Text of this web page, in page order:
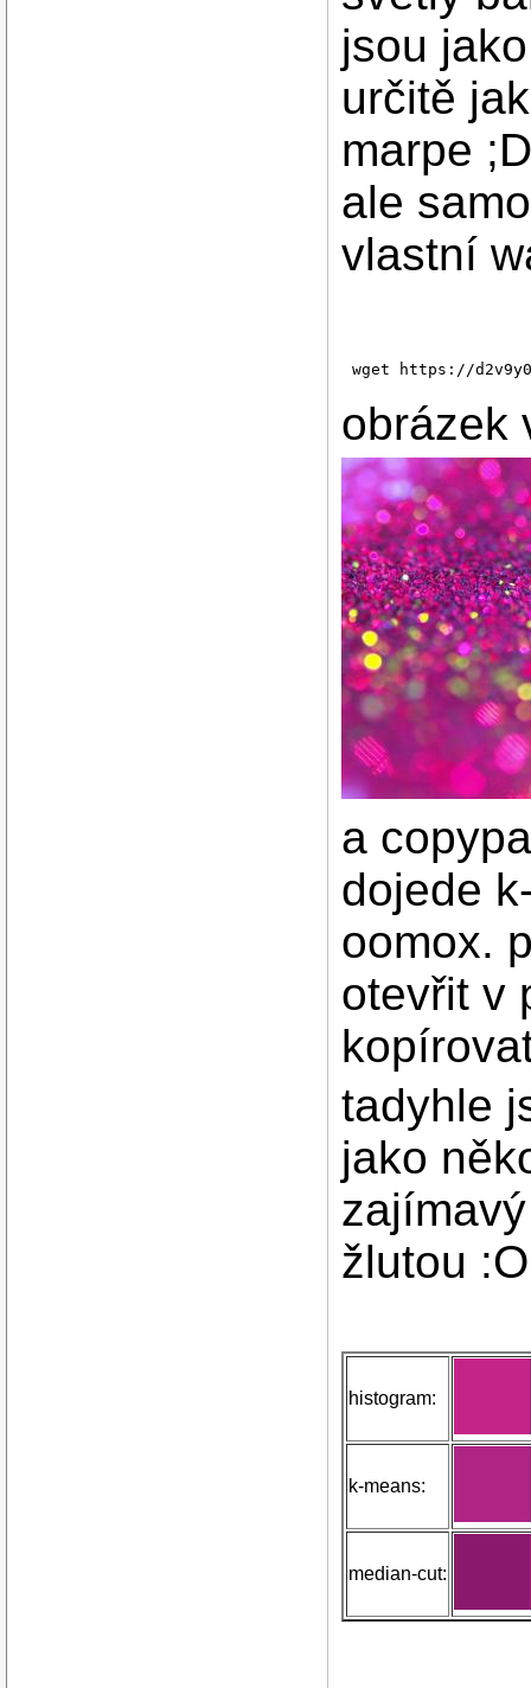
jsou
určitě
marpe
ale
vlastní
wget https://
obrázek
a
dojede
oomox.
otevřit v
tadyhle
jako
žlutou
histogram:
k-means:
median-cut: